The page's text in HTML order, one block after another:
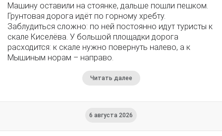
Машину оставили на стоянке, дальше пошли пешком.
Грунтовая дорога идёт по горному хребту.
Заблудиться сложно: по ней постоянно идут туристы к
скале Киселёва. У большой площадки дорога
расходится: к скале нужно повернуть налево, а к
Мышиным норам – направо.
Читать далее
6 августа 2026